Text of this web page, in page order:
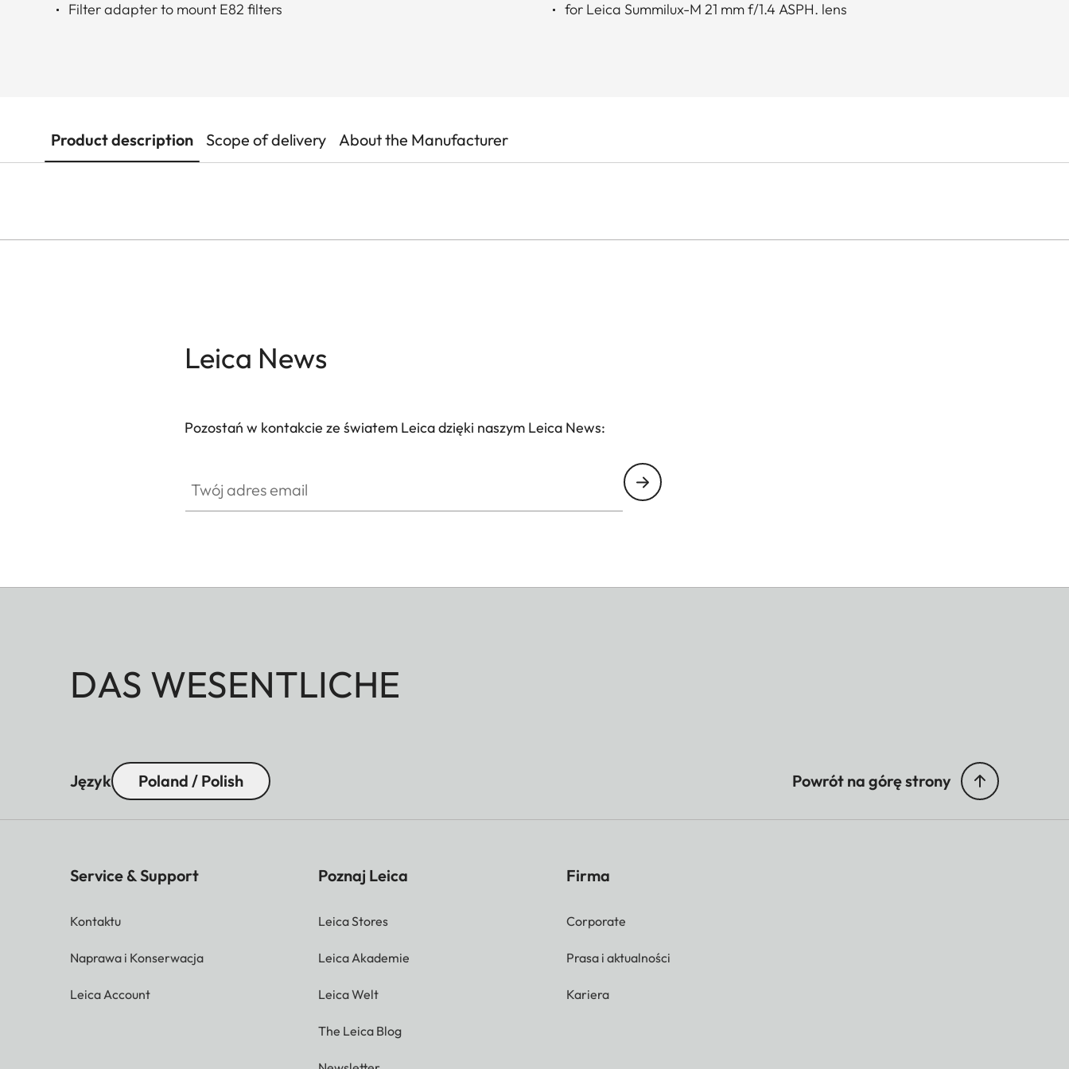
Filter adapter to mount E82 filters for Leica Summilux-M 21 mm f/1.4 ASPH. lens
Product description Scope of delivery About the Manufacturer
Leica News
Pozostań w kontakcie ze światem Leica dzięki naszym Leica News:
DAS WESENTLICHE
Język Poland / Polish Powrót na górę strony
Service & Support
Kontaktu
Naprawa i Konserwacja
Leica Account
Poznaj Leica
Leica Stores
Leica Akademie
Leica Welt
The Leica Blog
Firma
Corporate
Prasa i aktualności
Kariera